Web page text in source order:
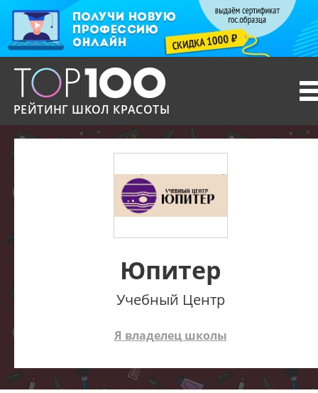
РЕЙТИНГ ШКОЛ КРАСОТЫ
Юпитер
Учебный Центр
Я владелец школы